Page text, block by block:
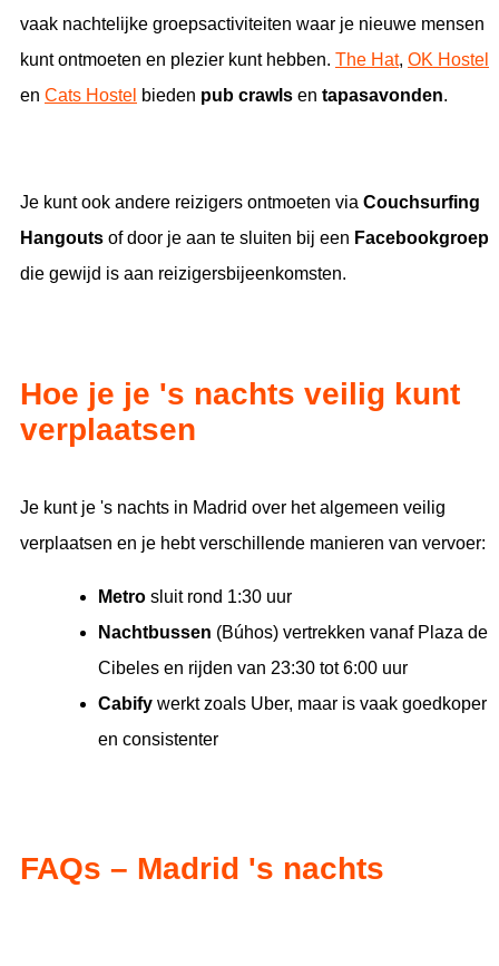
vaak nachtelijke groepsactiviteiten waar je nieuwe mensen
kunt ontmoeten en plezier kunt hebben. The Hat, OK Hostel
en Cats Hostel bieden pub crawls en tapasavonden.
Je kunt ook andere reizigers ontmoeten via Couchsurfing
Hangouts of door je aan te sluiten bij een Facebookgroep
die gewijd is aan reizigersbijeenkomsten.
Hoe je je 's nachts veilig kunt
verplaatsen
Je kunt je 's nachts in Madrid over het algemeen veilig
verplaatsen en je hebt verschillende manieren van vervoer:
Metro sluit rond 1:30 uur
Nachtbussen (Búhos) vertrekken vanaf Plaza de
Cibeles en rijden van 23:30 tot 6:00 uur
Cabify werkt zoals Uber, maar is vaak goedkoper
en consistenter
FAQs – Madrid 's nachts